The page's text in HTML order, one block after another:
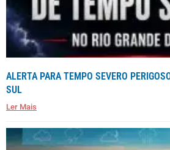
ALERTA PARA TEMPO SEVERO
SUL
Ler Mais